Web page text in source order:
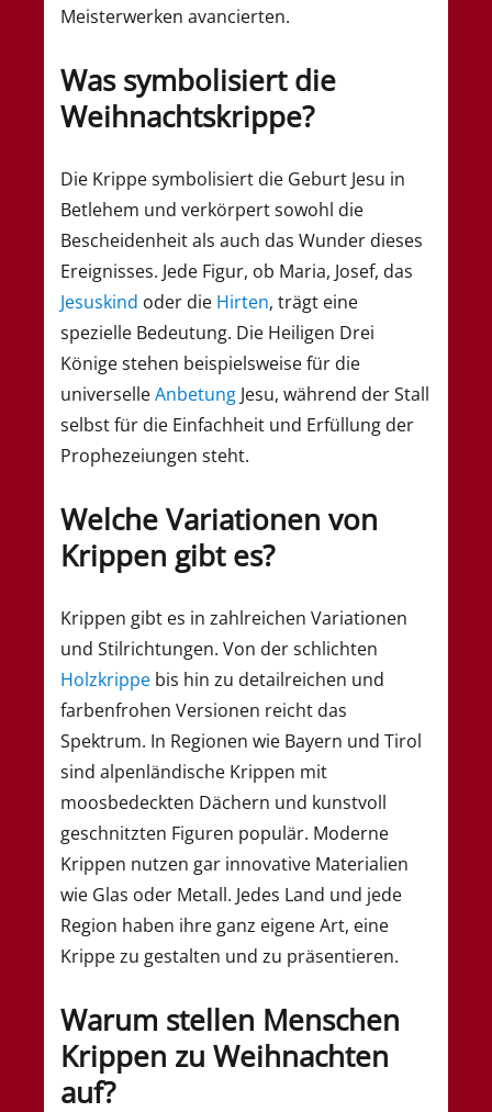
Meisterwerken avancierten.
Was symbolisiert die
Weihnachtskrippe?
Die Krippe symbolisiert die Geburt Jesu in
Betlehem und verkörpert sowohl die
Bescheidenheit als auch das Wunder dieses
Ereignisses. Jede Figur, ob Maria, Josef, das
Jesuskind oder die Hirten, trägt eine
spezielle Bedeutung. Die Heiligen Drei
Könige stehen beispielsweise für die
universelleAnbetung Jesu, während der Stall
selbst für die Einfachheit und Erfüllung der
Prophezeiungen steht.
Welche Variationen von
Krippen gibt es?
Krippen gibt es in zahlreichen Variationen
und Stilrichtungen. Von der schlichten
Holzkrippe bis hin zu detailreichen und
farbenfrohen Versionen reicht das
Spektrum. In Regionen wie Bayern und Tirol
sind alpenländische Krippen mit
moosbedeckten Dächern und kunstvoll
geschnitzten Figuren populär. Moderne
Krippen nutzen gar innovative Materialien
wie Glas oder Metall. Jedes Land und jede
Region haben ihre ganz eigene Art, eine
Krippe zu gestalten und zu präsentieren.
Warum stellen Menschen
Krippen zu Weihnachten
auf?